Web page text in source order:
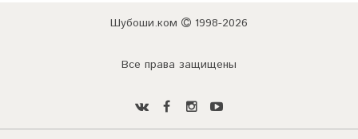
Шубоши.ком 1998-2026
Все права защищены